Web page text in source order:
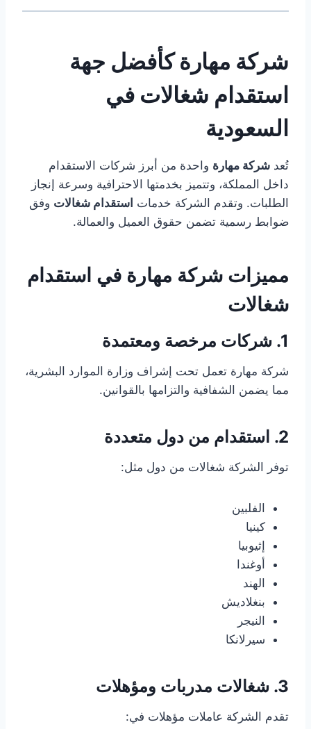
شركة مهارة كأفضل جهة
استقدام شغالات في
السعودية
تُعد شركة مهارة واحدة من أبرز شركات الاستقدام
داخل المملكة، وتتميز بخدمتها الاحترافية وسرعة إنجاز
الطلبات. وتقدم الشركة خدمات استقدام شغالات وفق
ضوابط رسمية تضمن حقوق العميل والعمالة.
مميزات شركة مهارة في استقدام
شغالات
1. شركات مرخصة ومعتمدة
شركة مهارة تعمل تحت إشراف وزارة الموارد البشرية،
مما يضمن الشفافية والتزامها بالقوانين.
2. استقدام من دول متعددة
توفر الشركة شغالات من دول مثل:
الفلبين
كينيا
إثيوبيا
أوغندا
الهند
بنغلاديش
النيجر
سيرلانكا
3. شغالات مدربات ومؤهلات
تقدم الشركة عاملات مؤهلات في: